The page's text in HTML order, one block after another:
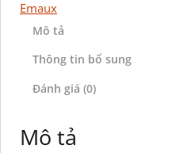
Emaux
Mô tả
Thông tin bổ sung
Đánh giá (0)
Mô tả